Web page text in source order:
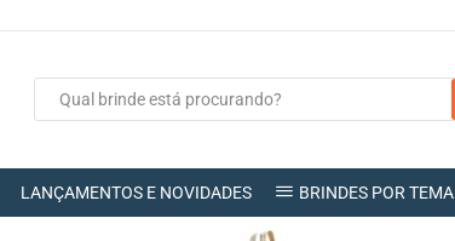
LANÇAMENTOS E NOVIDADES BRINDES POR TEMA